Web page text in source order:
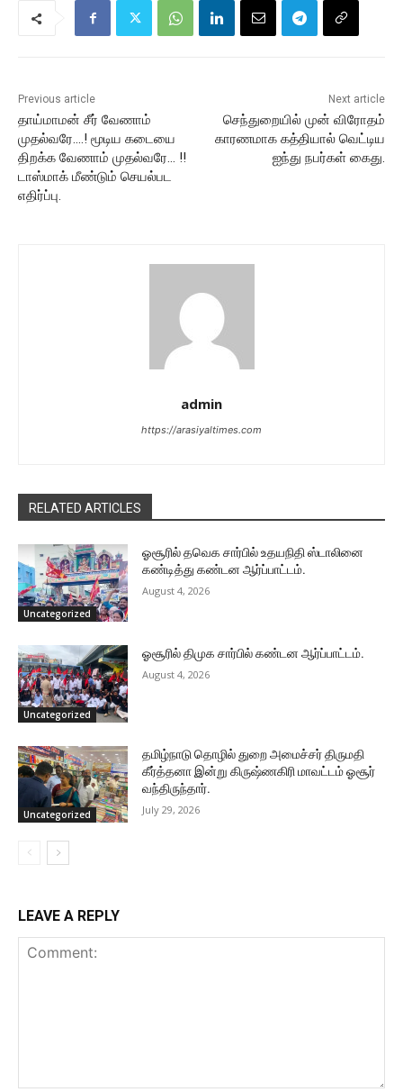
Previous article
தாய்மாமன் சீர் வேணாம்
முதல்வரே….! மூடிய கடையை
திறக்க வேணாம் முதல்வரே… !!
டாஸ்மாக் மீண்டும் செயல்பட
எதிர்ப்பு.
Next article
செந்துறையில் முன் விரோதம்
காரணமாக கத்தியால் வெட்டிய
ஐந்து நபர்கள் கைது.
admin
https://arasiyaltimes.com
RELATED ARTICLES
Uncategorized
ஓசூரில் தவெக சார்பில் உதயநிதி ஸ்டாலினை
கண்டித்து கண்டன ஆர்ப்பாட்டம்.
August 4, 2026
Uncategorized
ஓசூரில் திமுக சார்பில் கண்டன ஆர்ப்பாட்டம்.
August 4, 2026
Uncategorized
தமிழ்நாடு தொழில் துறை அமைச்சர் திருமதி
கீர்த்தனா இன்று கிருஷ்ணகிரி மாவட்டம் ஓசூர்
வந்திருந்தார்.
July 29, 2026
LEAVE A REPLY